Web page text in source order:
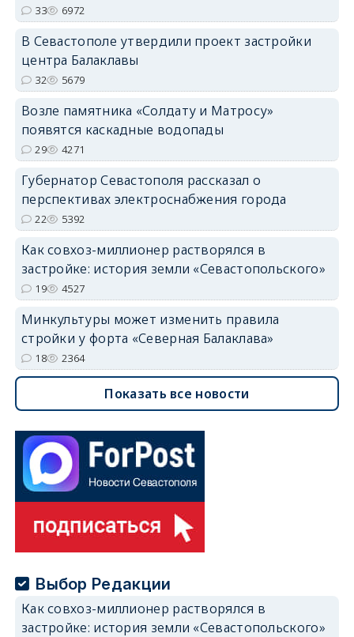
33 6972
В Севастополе утвердили проект застройки
центра Балаклавы
32 5679
Возле памятника «Солдату и Матросу»
появятся каскадные водопады
29 4271
Губернатор Севастополя рассказал о
перспективах электроснабжения города
22 5392
Как совхоз-миллионер растворялся в
застройке: история земли «Севастопольского»
19 4527
Минкультуры может изменить правила
стройки у форта «Северная Балаклава»
18 2364
Показать все новости
Выбор Редакции
Как совхоз-миллионер растворялся в
застройке: история земли «Севастопольского»